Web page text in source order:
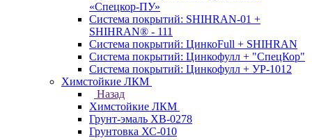
«Спецкор-ПУ»
Система покрытий: SHIHRAN-01 +
SHIHRAN® - 111
Система покрытий: ЦинкоFull + SHIHRAN
Система покрытий: Цинкофулл + "СпецКор"
Система покрытий: Цинкофулл + УР-1012
Химстойкие ЛКМ
Назад
Химстойкие ЛКМ
Грунт-эмаль ХВ-0278
Грунтовка ХС-010